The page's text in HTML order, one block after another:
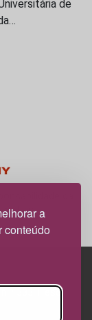
a
conteúdo
de
Lilly.
333H, esc.